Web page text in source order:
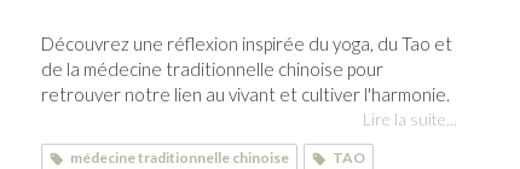
Découvrez une réflexion inspirée du yoga, du Tao et
de la médecine traditionnelle chinoise pour
retrouver notre lien au vivant et cultiver l'harmonie.
Lire la suite...
médecine traditionnelle chinoise
TAO